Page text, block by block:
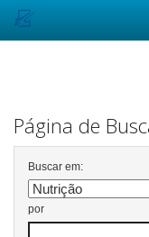
Página de
Buscar em:
por